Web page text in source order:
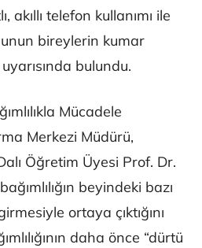
akıllı telefon kullanımı ile
bireylerin kumar
uyarısında bulundu.
Mücadele
Merkezi Müdürü,
Öğretim Üyesi Prof. Dr.
beyindeki bazı
ortaya çıktığını
daha önce “dürtü